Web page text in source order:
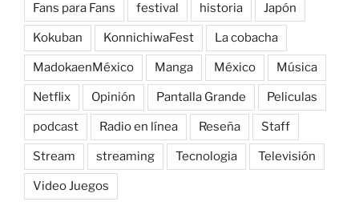
Fans para Fans festival historia Japón
Kokuban KonnichiwaFest La cobacha
MadokaenMéxico Manga México Música
Netflix Opinión Pantalla Grande Peliculas
podcast Radio en línea Reseña Staff
Stream streaming Tecnologia Televisión
Video Juegos